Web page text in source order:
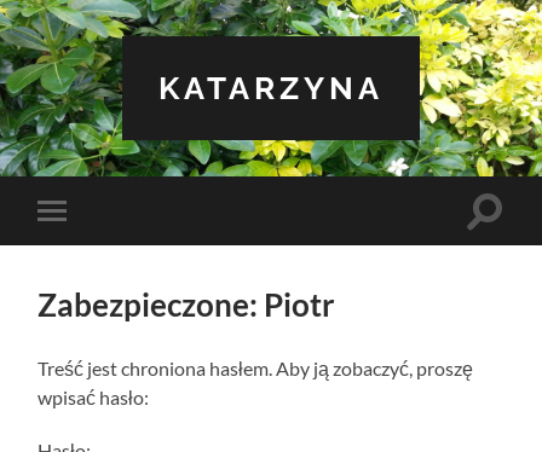
KATARZYNA
Toggle
mobile
Toggle
Zabezpieczone: Piotr
Treść jest chroniona hasłem. Aby ją zobaczyć, proszę
wpisać hasło: